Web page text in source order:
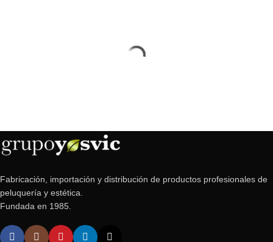
Fabricación, importación y distribución de productos profesionales de
peluquería y estética.
Fundada en 1985.